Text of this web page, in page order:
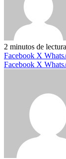
2 minutos de lectura
Facebook X
Facebook X